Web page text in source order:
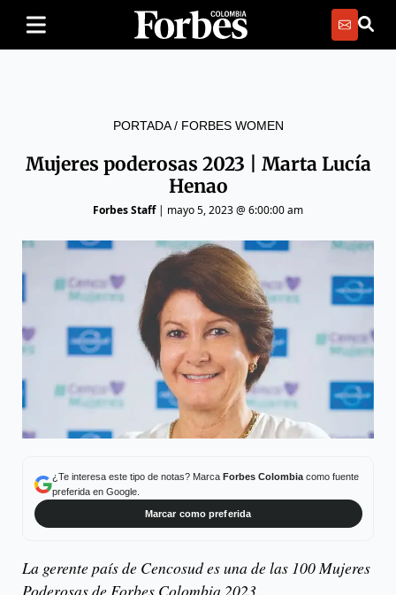
PORTADA/ FORBES WOMEN
Mujeres poderosas 2023 | Marta Lucía
Henao
Forbes Staff| mayo 5, 2023 @ 6:00:00 am
¿Te interesa este tipo de notas? Marca Forbes Colombiacomo fuente
preferida en Google.
Marcar como preferida
La gerente país de Cencosud es una de las 100 Mujeres